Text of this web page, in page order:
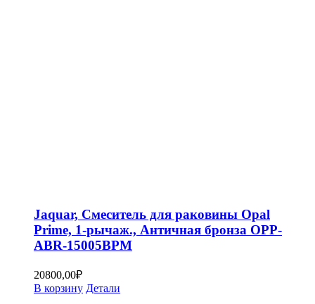
Jaquar, Смеситель для раковины Opal
Prime, 1-рычаж., Античная бронза OPP-
ABR-15005BPM
20800,00₽
В корзину Детали